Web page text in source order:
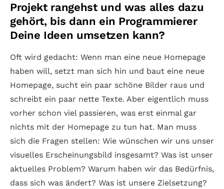
Projekt rangehst und was alles dazu
gehört, bis dann ein Programmierer
Deine Ideen umsetzen kann?
Oft wird gedacht: Wenn man eine neue Homepage
haben will, setzt man sich hin und baut eine neue
Homepage, sucht ein paar schöne Bilder raus und
schreibt ein paar nette Texte. Aber eigentlich muss
vorher schon viel passieren, was erst einmal gar
nichts mit der Homepage zu tun hat. Man muss
sich die Fragen stellen: Wie wünschen wir uns unser
visuelles Erscheinungsbild insgesamt? Was ist unser
aktuelles Problem? Warum haben wir das Bedürfnis,
dass sich was ändert? Was ist unsere Zielsetzung?